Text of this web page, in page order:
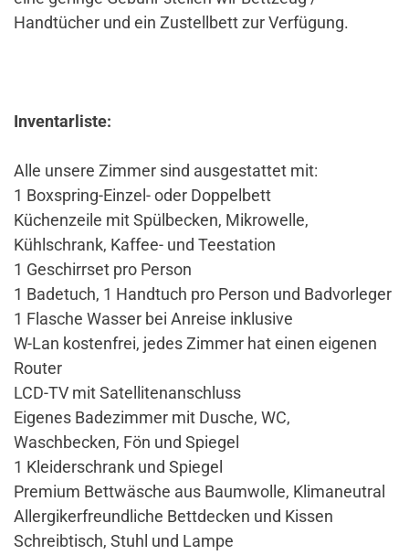
Handtücher und ein Zustellbett zur Verfügung.
Inventarliste:
Alle unsere Zimmer sind ausgestattet mit:
1 Boxspring-Einzel- oder Doppelbett
Küchenzeile mit Spülbecken, Mikrowelle,
Kühlschrank, Kaffee- und Teestation
1 Geschirrset pro Person
1 Badetuch, 1 Handtuch pro Person und Badvorleger
1 Flasche Wasser bei Anreise inklusive
W-Lan kostenfrei, jedes Zimmer hat einen eigenen
Router
LCD-TV mit Satellitenanschluss
Eigenes Badezimmer mit Dusche, WC,
Waschbecken, Fön und Spiegel
1 Kleiderschrank und Spiegel
Premium Bettwäsche aus Baumwolle, Klimaneutral
Allergikerfreundliche Bettdecken und Kissen
Schreibtisch, Stuhl und Lampe